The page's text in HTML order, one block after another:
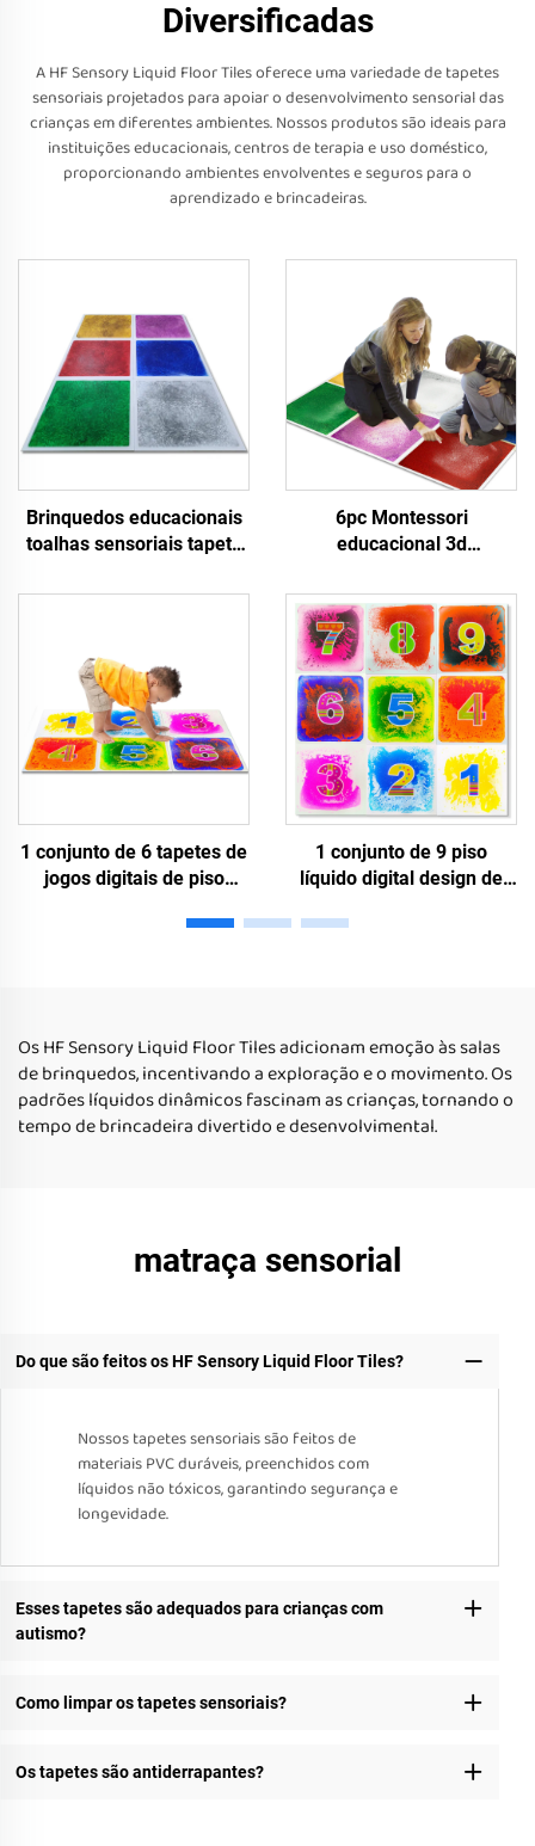
Diversificadas
A HF Sensory Liquid Floor Tiles oferece uma variedade de tapetes
sensoriais projetados para apoiar o desenvolvimento sensorial das
crianças em diferentes ambientes. Nossos produtos são ideais para
instituições educacionais, centros de terapia e uso doméstico,
proporcionando ambientes envolventes e seguros para o
aprendizado e brincadeiras.
Brinquedos educacionais
toalhas sensoriais tapete
azulejos de piso para
6pc Montessori
educacional 3d
autismo cor brinquedos de
PVC dança azulejos de
piso líquido lava exterior
tapete de brinquedo para
crianças
1 conjunto de 6 tapetes de
jogos digitais de piso
brinquedo educacional
1 conjunto de 9 piso
líquido digital design de
brincar em ambientes
Os HF Sensory Liquid Floor Tiles adicionam emoção às salas
de brinquedos, incentivando a exploração e o movimento. Os
padrões líquidos dinâmicos fascinam as crianças, tornando o
tempo de brincadeira divertido e desenvolvimental.
matraça sensorial
Do que são feitos os HF Sensory Liquid Floor Tiles?
Nossos tapetes sensoriais são feitos de
materiais PVC duráveis, preenchidos com
líquidos não tóxicos, garantindo segurança e
longevidade.
Esses tapetes são adequados para crianças com
autismo?
Como limpar os tapetes sensoriais?
Os tapetes são antiderrapantes?